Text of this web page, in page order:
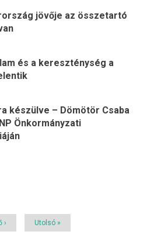
jövője az összetartó
és a kereszténység a
készülve – Dömötör Csaba
Önkormányzati
›
Utolsó
oldal
Utolsó »